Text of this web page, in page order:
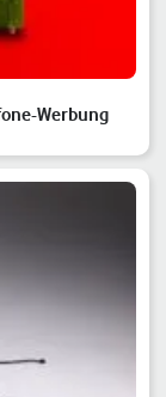
Werbung